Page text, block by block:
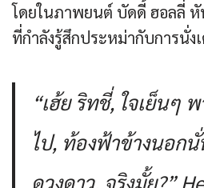
โดยในภาพยนต์ บัดดี้ ฮอลลี่
ที่กำลังรู้สึกประหม่ากับการนั่ง
“เฮ้ย ริทชี่, ใจเย็นๆ
ไป, ท้องฟ้าข้างนอก
ดวงดาว, จริงมั้ย?”